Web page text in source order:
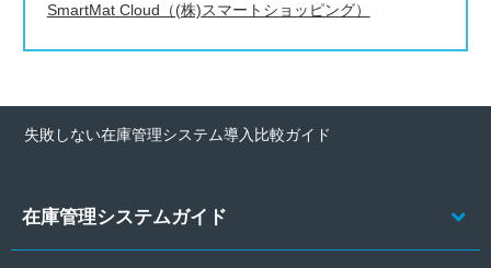
SmartMat Cloud（(株)スマートショッピング）
失敗しない在庫管理システム導入比較ガイド
在庫管理システムガイド